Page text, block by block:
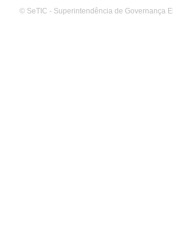
© SeTIC - Superintendência de Governança